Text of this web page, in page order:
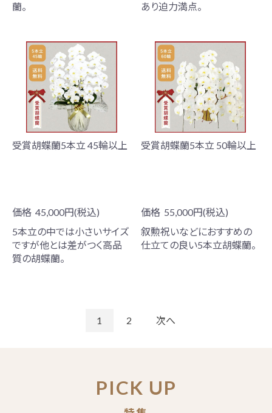
蘭。
あり迫力満点。
受賞胡蝶蘭5本立 45輪以上
価格 45,000円(税込)
5本立の中では小さいサイズ
ですが他とは差がつく高品
質の胡蝶蘭。
受賞胡蝶蘭5本立 50輪以上
価格 55,000円(税込)
叙勲祝いなどにおすすめの
仕立ての良い5本立胡蝶蘭。
1 2 次へ
PICK UP